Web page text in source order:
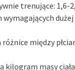
trenujące: 1,6-
między
kilogram masy